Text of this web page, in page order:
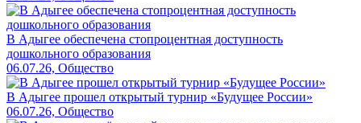
В Адыгее обеспечена стопроцентная доступность
дошкольного образования
06.07.26, Общество
В Адыгее прошел открытый турнир «Будущее России»
06.07.26, Общество